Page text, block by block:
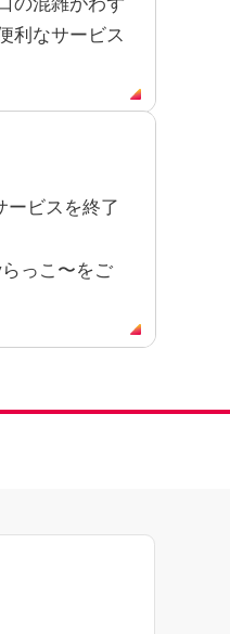
利なサービス
ービスを終了
っこ〜をご